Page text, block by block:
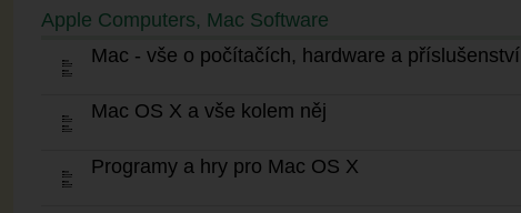
Apple Computers, Mac Software
Mac - vše o počítačích, hardware a příslušenství
Mac OS X a vše kolem něj
Programy a hry pro Mac OS X